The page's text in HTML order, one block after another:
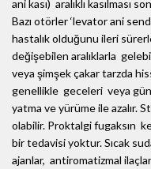
ani kası) aralıklı kasılması
Bazı otörler ‘levator ani
hastalık olduğunu ileri
değişebilen aralıklarla
veya şimşek çakar tarzda
genellikle geceleri veya
yatma ve yürüme ile azalır.
olabilir. Proktalgi fugaksın
bir tedavisi yoktur. Sıcak
ajanlar, antiromatizmal